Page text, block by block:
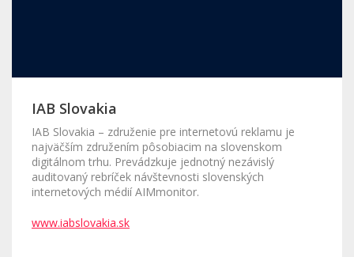
IAB Slovakia
IAB Slovakia – združenie pre internetovú reklamu je
najväčším združením pôsobiacim na slovenskom
digitálnom trhu. Prevádzkuje jednotný nezávislý
auditovaný rebríček návštevnosti slovenských
internetových médií AIMmonitor.
www.iabslovakia.sk